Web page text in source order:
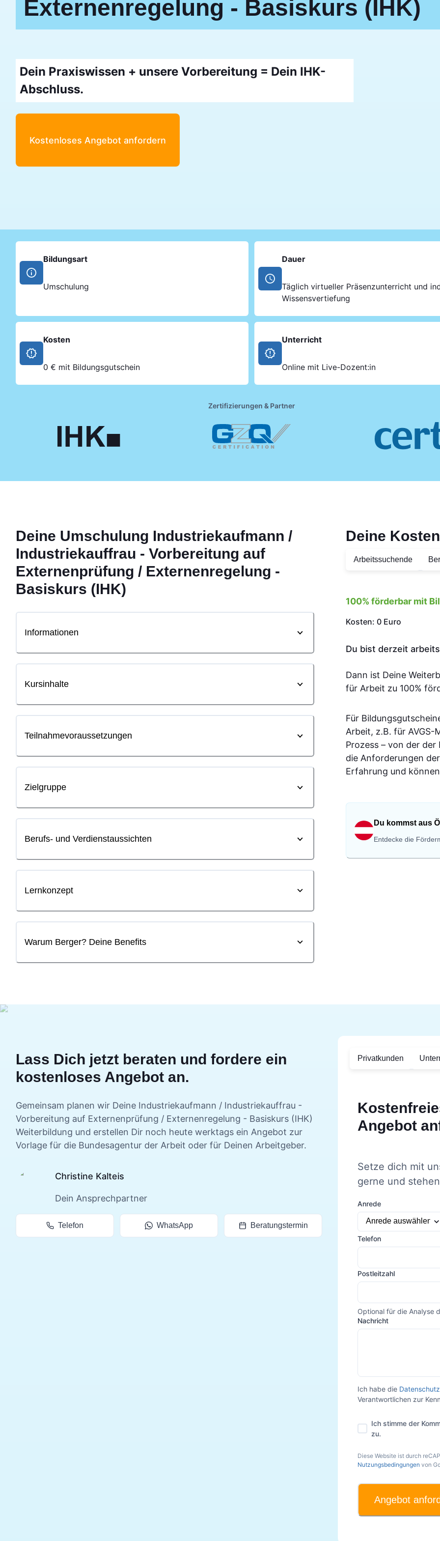
Externenregelung - Basiskurs (IHK)
Dein Praxiswissen + unsere Vorbereitung = Dein IHK-
Abschluss.
Kostenloses Angebot anfordern
Bildungsart
Umschulung
Dauer
Täglich virtueller Präsenzunterricht und
Wissensvertiefung
Kosten
0 € mit Bildungsgutschein
Unterricht
Online mit Live-Dozent:in
Zertifizierungen & Partner
Deine Umschulung Industriekaufmann /
Industriekauffrau - Vorbereitung auf
Externenprüfung / Externenregelung -
Basiskurs (IHK)
Informationen
Kursinhalte
Teilnahmevoraussetzungen
Zielgruppe
Berufs- und Verdienstaussichten
Lernkonzept
Warum Berger? Deine Benefits
Deine
Arbeitssuchende
100% förderbar mit
Kosten: 0 Euro
Du bist derzeit
Dann ist Deine
für Arbeit zu 100%
Für
Arbeit, z.B. für
Prozess – von der
die Anforderungen
Erfahrung und
Du kommst aus
Entdecke die
Lass Dich jetzt beraten und fordere ein
kostenloses Angebot an.
Gemeinsam planen wir Deine Industriekaufmann / Industriekauffrau -
Vorbereitung auf Externenprüfung / Externenregelung - Basiskurs (IHK)
Weiterbildung und erstellen Dir noch heute werktags ein Angebot zur
Vorlage für die Bundesagentur der Arbeit oder für Deinen Arbeitgeber.
Christine Kalteis
Dein Ansprechpartner
Telefon WhatsApp Beratungstermin
Privatkunden
Angebot
Setze dich mit
gerne und
Anrede
Telefon
Postleitzahl
Optional für die Analyse
Nachricht
Ich habe die
Verantwortlichen zur
Ich stimme der
zu.
Diese Website ist durch
Nutzungsbedingungen von
Angebot